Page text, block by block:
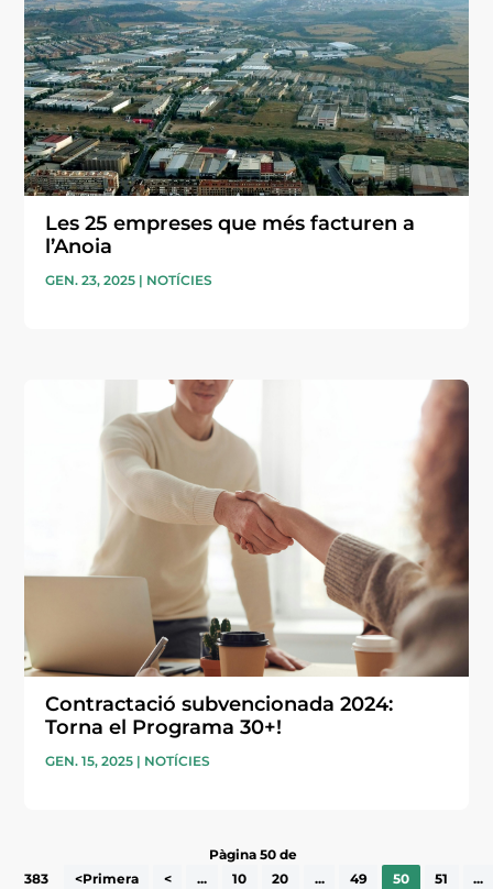
Les 25 empreses que més facturen a
l’Anoia
GEN. 23, 2025 | NOTÍCIES
Contractació subvencionada 2024:
Torna el Programa 30+!
GEN. 15, 2025 | NOTÍCIES
Pàgina 50 de
383
<Primera < ... 10 20 ... 49 50 51 ...